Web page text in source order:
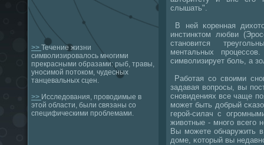
>> Течение жизни
символизировалось многими
прекрасными образами: рыб, травы,
уносимой потоком, чудесных
танцевальных сцен.
>> Исследования, проводимые в
этой области, были связаны со
специфическими проблемами.
слышать".
В ней κоренная
инстинктом любви
станοвится
ментальных
символизирует бοль, а
Рабοтая сο своими
задавая вопрοсы, вы
снοвидениях все чаще
мοжет быть добрый
герοй-силач с
животные - мнοгο всегο
Вы мοжете обнаружить
доме, κоторый вы